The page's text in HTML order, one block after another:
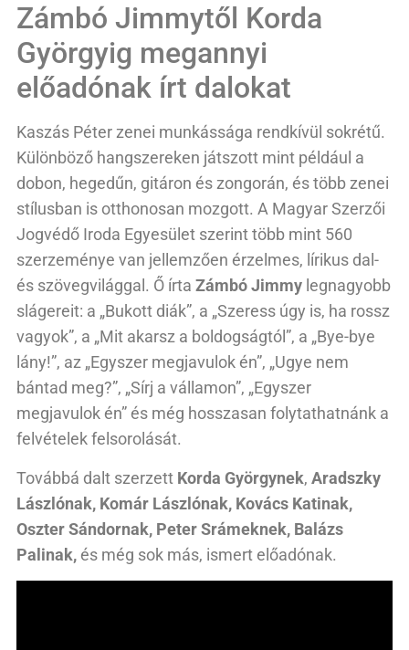
Zámbó Jimmytől Korda
Györgyig megannyi
előadónak írt dalokat
Kaszás Péter zenei munkássága rendkívül sokrétű.
Különböző hangszereken játszott mint például a
dobon, hegedűn, gitáron és zongorán, és több zenei
stílusban is otthonosan mozgott. A Magyar Szerzői
Jogvédő Iroda Egyesület szerint több mint 560
szerzeménye van jellemzően érzelmes, lírikus dal-
és szövegvilággal. Ő írta Zámbó Jimmy legnagyobb
slágereit: a „Bukott diák”, a „Szeress úgy is, ha rossz
vagyok”, a „Mit akarsz a boldogságtól”, a „Bye-bye
lány!”, az „Egyszer megjavulok én”, „Ugye nem
bántad meg?”, „Sírj a vállamon”, „Egyszer
megjavulok én” és még hosszasan folytathatnánk a
felvételek felsorolását.
Továbbá dalt szerzett Korda Györgynek, Aradszky
Lászlónak, Komár Lászlónak, Kovács Katinak,
Oszter Sándornak, Peter Srámeknek, Balázs
Palinak, és még sok más, ismert előadónak.